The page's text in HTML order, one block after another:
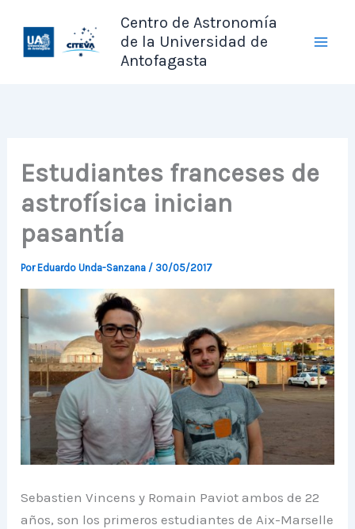
contenido
Centro de Astronomía
de la Universidad de
Antofagasta
Estudiantes franceses de
astrofísica inician
pasantía
PorEduardo Unda-Sanzana / 30/05/2017
Sebastien Vincens y Romain Paviot ambos de 22
años, son los primeros estudiantes de Aix-Marselle